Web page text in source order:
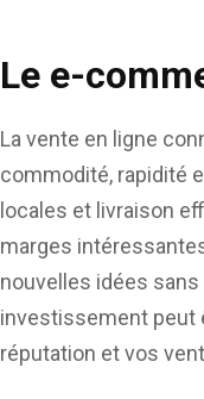
Le e-
La vente en ligne
commodité, rapidité
locales et livraison
marges
nouvelles idées
investissement peut
réputation et vos